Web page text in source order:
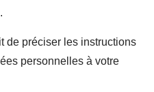
de préciser les instructions
personnelles à votre